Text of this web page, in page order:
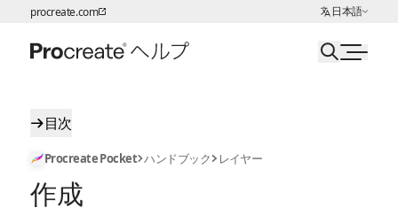
ページコンテンツへスキップ
procreate.com 日本語
言語の選択:
目次
Procreate Pocket ハンドブック レイヤー
作成